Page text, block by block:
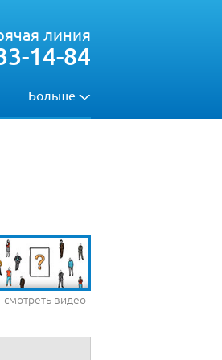
Больше
линия
14-84
смотреть видео